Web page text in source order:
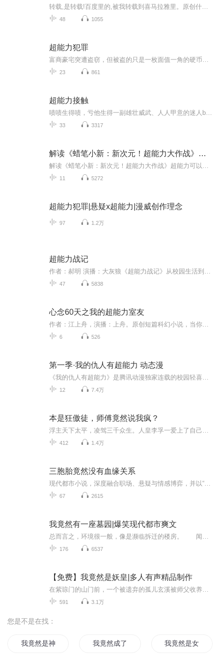
48 1055
超能力犯罪
23 861
超能力接触
33 3317
解读《蜡笔小新：新次元！超能力大作战》看我的超能力
11 5272
超能力犯罪|悬疑x超能力|漫威创作理念
97 1.2万
超能力战记
47 5838
心念60天之我的超能力室友
6 526
第一季·我的仇人有超能力 动态漫
12 7.4万
本是狂傲徒，师傅竟然说我疯？
412 1.4万
三胞胎竟然没有血缘关系
67 2615
我竟然有一座墓园|爆笑现代都市爽文
176 6537
【免费】我竟然是妖皇|多人有声精品制作
591 3.1万
您是不是在找：
我竟然是神界之主 我竟然成了我大爷 我竟然是女人